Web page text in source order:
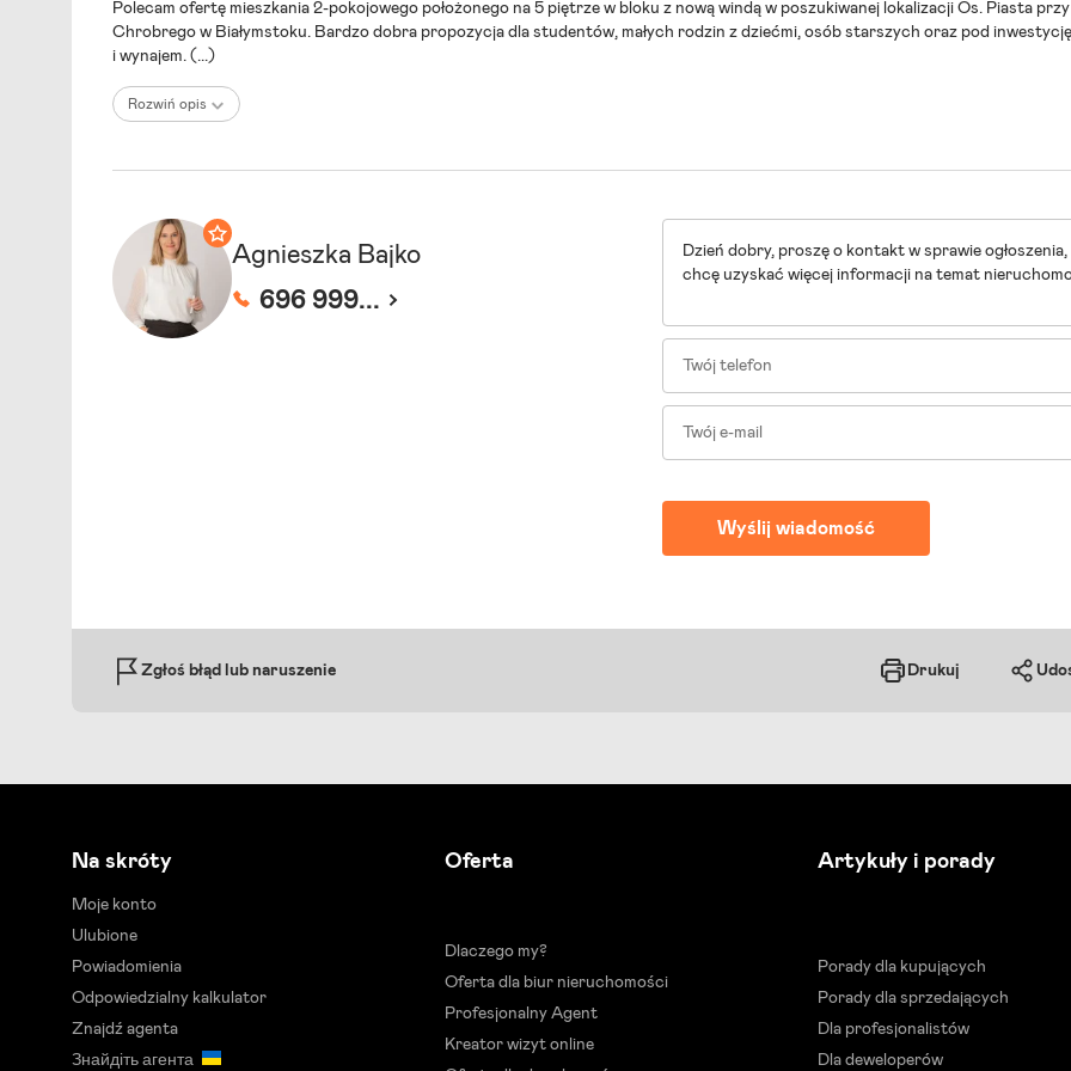
Polecam ofertę mieszkania 2-pokojowego położonego na 5 piętrze w bloku z nową windą w poszukiwanej lokalizacji Os. Piasta
Chrobrego w Białymstoku. Bardzo dobra propozycja dla studentów, małych rodzin z dziećmi, osób starszych oraz pod inwestycję
i wynajem. (...)
Rozwiń opis
Agnieszka Bajko
696 999...
Zgłoś błąd lub naruszenie Drukuj
Na skróty
Moje konto
Ulubione
Powiadomienia
Odpowiedzialny kalkulator
Znajdź agenta
Знайдіть агента
Oferta
Dlaczego my?
Oferta dla biur nieruchomości
Profesjonalny Agent
Kreator wizyt online
Artykuły i porady
Porady dla kupujących
Porady dla sprzedających
Dla profesjonalistów
Dla deweloperów